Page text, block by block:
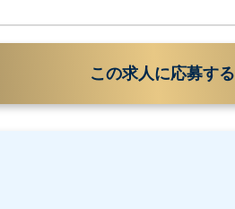
この求人に応募する